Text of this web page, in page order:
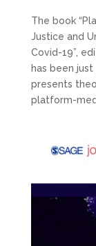
The book
Justice and
Covid-19”,
has been
presents
platform-